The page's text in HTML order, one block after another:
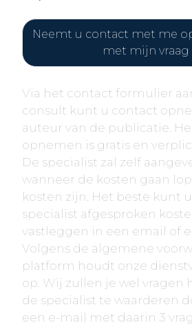
Neemt u contact met me
met mijn vraag
Via het contact formulier
consult kunt u contact
auteur van de publicatie.
opnemen is gratis en
De specialist zal zelf
wanneer de kosten gaan
kosten zijn. Het beste kunt
specialist afgesproken
vastleggen in een email of
Volgens de algemene
platform houdt onze
op. Wij zullen je wel vragen
de specialist te waarderen
een e-mail met daarin 3